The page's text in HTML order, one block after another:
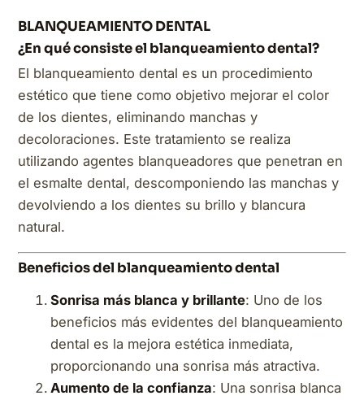
BLANQUEAMIENTO DENTAL
¿En qué consiste el blanqueamiento dental?
El blanqueamiento dental es un procedimiento
estético que tiene como objetivo mejorar el color
de los dientes, eliminando manchas y
decoloraciones. Este tratamiento se realiza
utilizando agentes blanqueadores que penetran en
el esmalte dental, descomponiendo las manchas y
devolviendo a los dientes su brillo y blancura
natural.
Beneficios del blanqueamiento dental
Sonrisa más blanca y brillante: Uno de los
beneficios más evidentes del blanqueamiento
dental es la mejora estética inmediata,
proporcionando una sonrisa más atractiva.
Aumento de la confianza: Una sonrisa blanca